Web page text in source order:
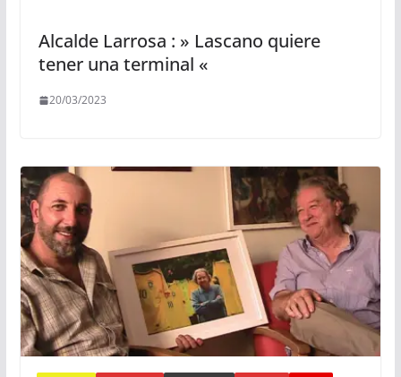
Alcalde Larrosa : » Lascano quiere
tener una terminal «
20/03/2023